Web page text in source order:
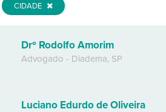
CIDADE
Drº Rodolfo Amorim
Advogado - Diadema, SP
Luciano Edurdo de Oliveira